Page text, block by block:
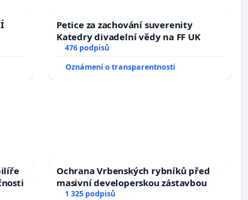
Petice za zachování suverenity
Katedry divadelní vědy na FF UK
476 podpisů
Oznámení o transparentnosti
Ochrana Vrbenských rybníků před
masivní developerskou zástavbou
1 325 podpisů